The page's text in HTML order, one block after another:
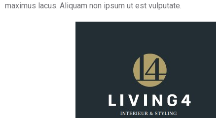
maximus lacus. Aliquam non ipsum ut est vulputate.